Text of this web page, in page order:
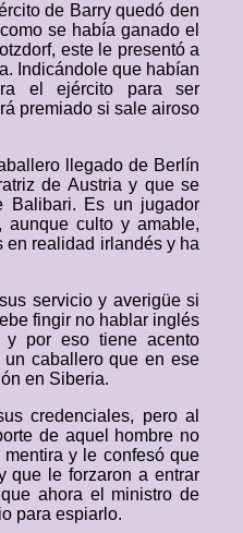
de Barry quedó den
se había ganado el
este le presentó a
Indicándole que habían
el ejército para ser
premiado si sale airoso
llegado de Berlín
de Austria y que se
Balibari. Es un jugador
aunque culto y amable,
en realidad irlandés y ha
servicio y averigüe si
fingir no hablar inglés
por eso tiene acento
caballero que en ese
en Siberia.
credenciales, pero al
de aquel hombre no
y le confesó que
que le forzaron a entrar
ahora el ministro de
para espiarlo.